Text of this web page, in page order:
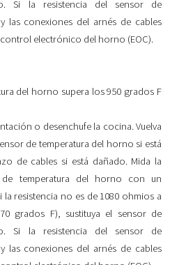
Si la resistencia del sensor de
las conexiones del arnés de cables
electrónico del horno (EOC).
del horno supera los 950 grados F
o desenchufe la cocina. Vuelva
de temperatura del horno si está
de cables si está dañado. Mida la
de temperatura del horno con un
resistencia no es de 1080 ohmios a
grados F), sustituya el sensor de
Si la resistencia del sensor de
las conexiones del arnés de cables